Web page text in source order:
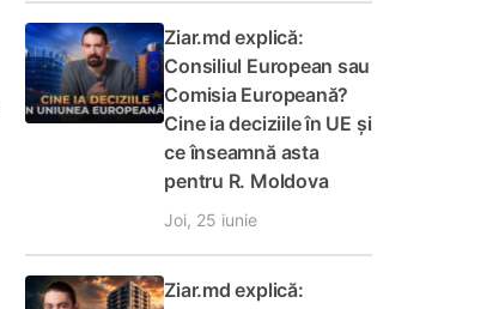
Ziar.md explică:
Consiliul European sau
Comisia Europeană?
Cine ia deciziile în UE și
ce înseamnă asta
pentru R. Moldova
Joi, 25 iunie
Ziar.md explică: